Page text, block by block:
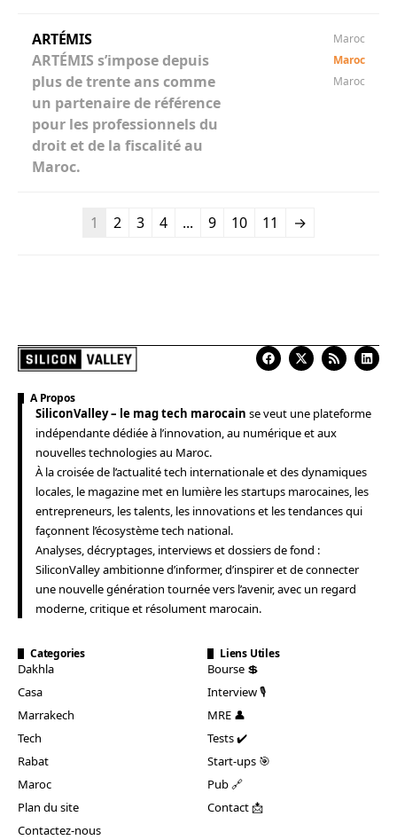
ARTÉMIS
ARTÉMIS s’impose depuis
plus de trente ans comme
un partenaire de référence
pour les professionnels du
droit et de la fiscalité au
Maroc.
Maroc
Maroc
Maroc
1 2 3 4 ... 9 10 11 →
A Propos
SiliconValley – le mag tech marocain se veut une plateforme
indépendante dédiée à l’innovation, au numérique et aux
nouvelles technologies au Maroc.
À la croisée de l’actualité tech internationale et des dynamiques
locales, le magazine met en lumière les startups marocaines, les
entrepreneurs, les talents, les innovations et les tendances qui
façonnent l’écosystème tech national.
Analyses, décryptages, interviews et dossiers de fond :
SiliconValley ambitionne d’informer, d’inspirer et de connecter
une nouvelle génération tournée vers l’avenir, avec un regard
moderne, critique et résolument marocain.
Categories
Dakhla
Casa
Marrakech
Tech
Rabat
Maroc
Plan du site
Contactez-nous
Liens Utiles
Bourse 💲
Interview 🎙️
MRE 👤
Tests ✔️
Start-ups 🎯
Pub 🔗
Contact 📩